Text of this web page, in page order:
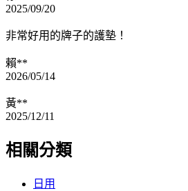
2025/09/20
非常好用的牌子的護墊！
賴**
2026/05/14
黃**
2025/12/11
相關分類
日用